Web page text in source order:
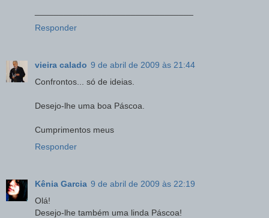
Responder
vieira calado 9 de abril de 2009 às 21:44
Confrontos... só de ideias.
Desejo-lhe uma boa Páscoa.
Cumprimentos meus
Responder
Kênia Garcia 9 de abril de 2009 às 22:19
Olá!
Desejo-lhe também uma linda Páscoa!